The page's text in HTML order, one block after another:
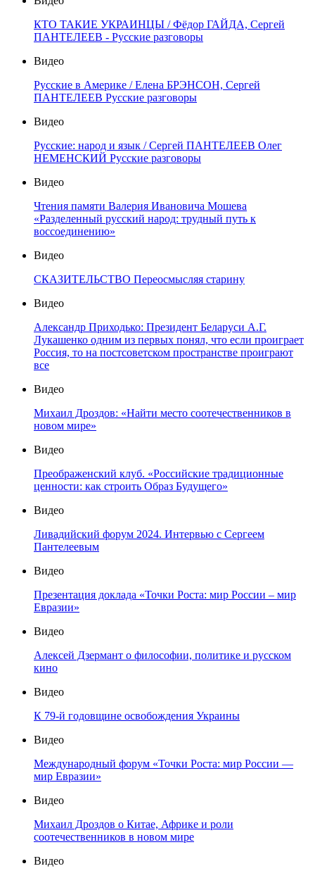
КТО ТАКИЕ УКРАИНЦЫ / Фёдор ГАЙДА, Сергей
ПАНТЕЛЕЕВ - Русские разговоры
Видео
Русские в Америке / Елена БРЭНСОН, Сергей
ПАНТЕЛЕЕВ Русские разговоры
Видео
Русские: народ и язык / Сергей ПАНТЕЛЕЕВ Олег
НЕМЕНСКИЙ Русские разговоры
Видео
Чтения памяти Валерия Ивановича Мошева
«Разделенный русский народ: трудный путь к
воссоединению»
Видео
СКАЗИТЕЛЬСТВО Переосмысляя старину
Видео
Александр Приходько: Президент Беларуси А.Г.
Лукашенко одним из первых понял, что если проиграет
Россия, то на постсоветском пространстве проиграют
все
Видео
Михаил Дроздов: «Найти место соотечественников в
новом мире»
Видео
Преображенский клуб. «Российские традиционные
ценности: как строить Образ Будущего»
Видео
Ливадийский форум 2024. Интервью с Сергеем
Пантелеевым
Видео
Презентация доклада «Точки Роста: мир России – мир
Евразии»
Видео
Алексей Дзермант о философии, политике и русском
кино
Видео
К 79-й годовщине освобождения Украины
Видео
Международный форум «Точки Роста: мир России —
мир Евразии»
Видео
Михаил Дроздов о Китае, Африке и роли
соотечественников в новом мире
Видео